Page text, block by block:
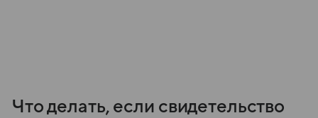
Что делать, если свидетельство